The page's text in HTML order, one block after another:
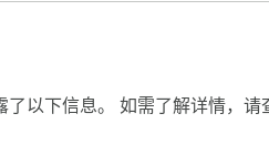
以下信息。 如需了解详情，请